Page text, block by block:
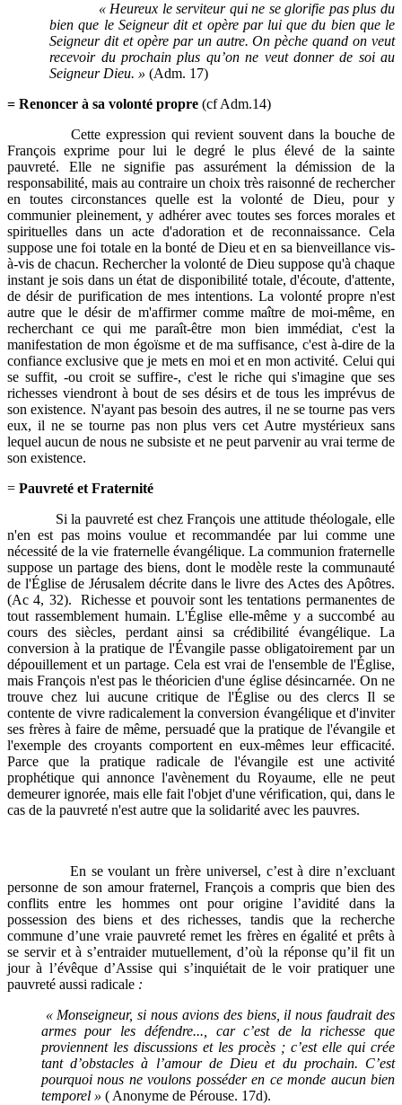
« Heureux le serviteur qui ne se glorifie pas plus du
bien que le Seigneur dit et opère par lui que du bien que le
Seigneur dit et opère par un autre. On pèche quand on veut
recevoir du prochain plus qu’on ne veut donner de soi au
Seigneur Dieu. »(Adm. 17)
= Renoncer à sa volonté propre (cf Adm.14)
Cette expression qui revient souvent dans la bouche de
François exprime pour lui le degré le plus élevé de la sainte
pauvreté. Elle ne signifie pas assurément la démission de la
responsabilité, mais au contraire un choix très raisonné de rechercher
en toutes circonstances quelle est la volonté de Dieu, pour y
communier pleinement, y adhérer avec toutes ses forces morales et
spirituelles dans un acte d'adoration et de reconnaissance. Cela
suppose une foi totale en la bonté de Dieu et en sa bienveillance vis-
à-vis de chacun. Rechercher la volonté de Dieu suppose qu'à chaque
instant je sois dans un état de disponibilité totale, d'écoute, d'attente,
de désir de purification de mes intentions. La volonté propre n'est
autre que le désir de m'affirmer comme maître de moi-même, en
recherchant ce qui me paraît-être mon bien immédiat, c'est la
manifestation de mon égoïsme et de ma suffisance, c'est à-dire de la
confiance exclusive que je mets en moi et en mon activité. Celui qui
se suffit, -ou croit se suffire-, c'est le riche qui s'imagine que ses
richesses viendront à bout de ses désirs et de tous les imprévus de
son existence. N'ayant pas besoin des autres, il ne se tourne pas vers
eux, il ne se tourne pas non plus vers cet Autre mystérieux sans
lequel aucun de nous ne subsiste et ne peut parvenir au vrai terme de
son existence.
= Pauvreté et Fraternité
Si la pauvreté est chez François une attitude théologale, elle
n'en est pas moins voulue et recommandée par lui comme une
nécessité de la vie fraternelle évangélique. La communion fraternelle
suppose un partage des biens, dont le modèle reste la communauté
de l'Église de Jérusalem décrite dans le livre des Actes des Apôtres.
(Ac 4, 32). Richesse et pouvoir sont les tentations permanentes de
tout rassemblement humain. L'Église elle-même y a succombé au
cours des siècles, perdant ainsi sa crédibilité évangélique. La
conversion à la pratique de l'Évangile passe obligatoirement par un
dépouillement et un partage. Cela est vrai de l'ensemble de l'Église,
mais François n'est pas le théoricien d'une église désincarnée. On ne
trouve chez lui aucune critique de l'Église ou des clercs Il se
contente de vivre radicalement la conversion évangélique et d'inviter
ses frères à faire de même, persuadé que la pratique de l'évangile et
l'exemple des croyants comportent en eux-mêmes leur efficacité.
Parce que la pratique radicale de l'évangile est une activité
prophétique qui annonce l'avènement du Royaume, elle ne peut
demeurer ignorée, mais elle fait l'objet d'une vérification, qui, dans le
cas de la pauvreté n'est autre que la solidarité avec les pauvres.
En se voulant un frère universel, c’est à dire n’excluant
personne de son amour fraternel, François a compris que bien des
conflits entre les hommes ont pour origine l’avidité dans la
possession des biens et des richesses, tandis que la recherche
commune d’une vraie pauvreté remet les frères en égalité et prêts à
se servir et à s’entraider mutuellement, d’où la réponse qu’il fit un
jour à l’évêque d’Assise qui s’inquiétait de le voir pratiquer une
pauvreté aussi radicale :
« Monseigneur, si nous avions des biens, il nous faudrait des
armes pour les défendre..., car c’est de la richesse que
proviennent les discussions et les procès ; c’est elle qui crée
tant d’obstacles à l’amour de Dieu et du prochain. C’est
pourquoi nous ne voulons posséder en ce monde aucun bien
temporel » ( Anonyme de Pérouse. 17d).